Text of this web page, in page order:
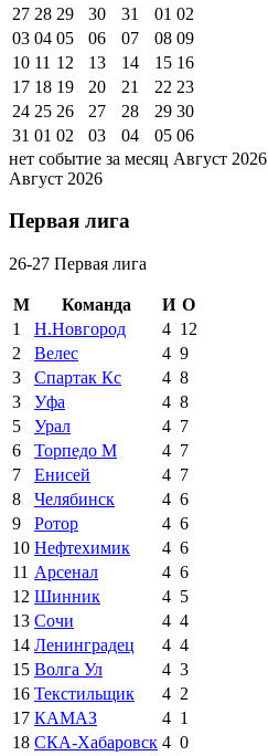
27 28 29 30 31 01 02
03 04 05 06 07 08 09
10 11 12 13 14 15 16
17 18 19 20 21 22 23
24 25 26 27 28 29 30
31 01 02 03 04 05 06
нет событие за месяц Август 2026
Август 2026
Первая лига
26-27 Первая лига
М Команда И О
1
Н.Новгород 4 12
2
Велес 4 9
3
Спартак Кс 4 8
3
Уфа 4 8
5
Урал 4 7
6
Торпедо М 4 7
7
Енисей 4 7
8
Челябинск 4 6
9
Ротор 4 6
10 Нефтехимик 4 6
11 Арсенал 4 6
12 Шинник 4 5
13 Сочи 4 4
14 Ленинградец 4 4
15 Волга Ул 4 3
16 Текстильщик 4 2
17 КАМАЗ 4 1
18 СКА-Хабаровск 4 0